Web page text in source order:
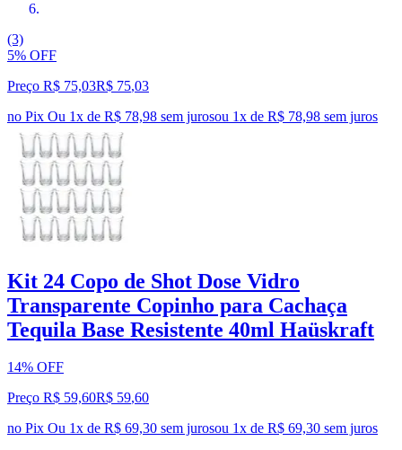
(3)
5% OFF
Preço R$ 75,03R$ 75,03
no Pix Ou 1x de R$ 78,98 sem jurosou 1x de R$ 78,98 sem juros
Kit 24 Copo de Shot Dose Vidro
Transparente Copinho para Cachaça
Tequila Base Resistente 40ml Haüskraft
14% OFF
Preço R$ 59,60R$ 59,60
no Pix Ou 1x de R$ 69,30 sem jurosou 1x de R$ 69,30 sem juros